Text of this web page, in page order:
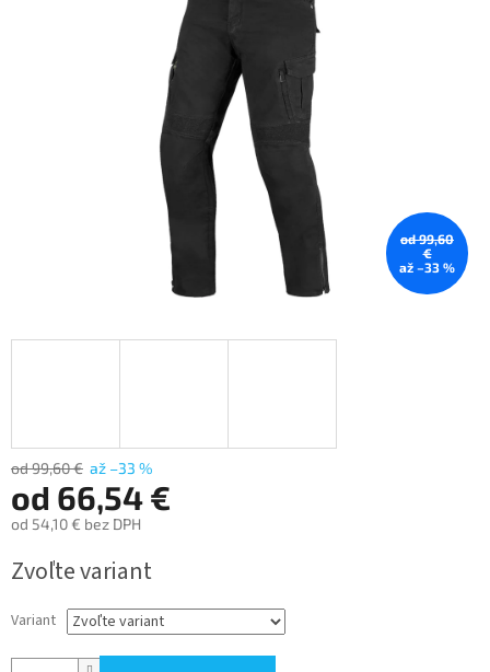
od 99,60
€
až –33 %
od 99,60 € až –33 %
od 66,54 €
od 54,10 € bez DPH
cena:
Zvoľte variant
Variant